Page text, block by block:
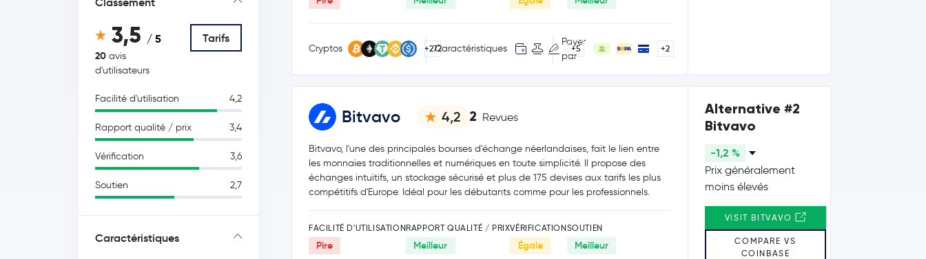
3,5 / 5
20 avis
d'utilisateurs
Tarifs
Facilité d'utilisation 4,2
Rapport qualité / prix 3,4
Vérification 3,6
Soutien 2,7
Caractéristiques
Cryptos +272Caractéristiques +5
Payer
par
+2
Bitvavo 4,2 2 Revues
Bitvavo, l'une des principales bourses d'échange néerlandaises, fait le lien entre
les monnaies traditionnelles et numériques en toute simplicité. Il propose des
échanges intuitifs, un stockage sécurisé et plus de 175 devises aux tarifs les plus
compétitifs d'Europe. Idéal pour les débutants comme pour les professionnels.
FACILITÉ D'UTILISATION
Pire
RAPPORT QUALITÉ / PRIX
Meilleur
VÉRIFICATION
Égale
SOUTIEN
Meilleur
Alternative #2
Bitvavo
-1,2 %
Prix généralement
moins élevés
VISIT BITVAVO
COMPARE VS
COINBASE